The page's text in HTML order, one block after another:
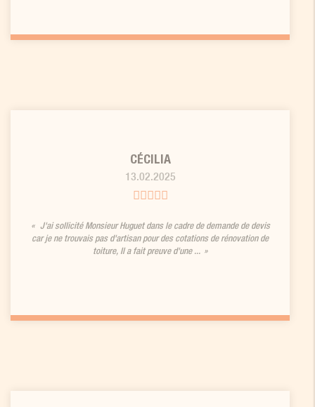
CÉCILIA
13.02.2025
J'ai sollicité Monsieur Huguet dans le cadre de demande de devis
car je ne trouvais pas d'artisan pour des cotations de rénovation de
toiture, Il a fait preuve d'une ...